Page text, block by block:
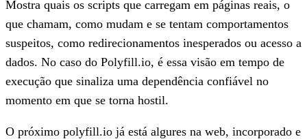
Mostra quais os scripts que carregam em páginas reais, o
que chamam, como mudam e se tentam comportamentos
suspeitos, como redirecionamentos inesperados ou acesso a
dados. No caso do Polyfill.io, é essa visão em tempo de
execução que sinaliza uma dependência confiável no
momento em que se torna hostil.
O próximo polyfill.io já está algures na web, incorporado e